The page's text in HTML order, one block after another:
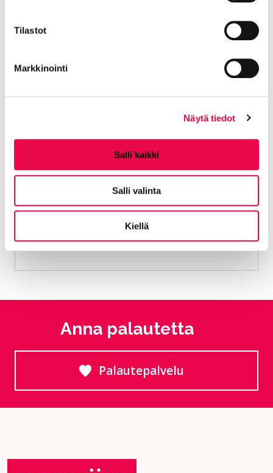
Tilastot
Markkinointi
Näytä tiedot
Salli kaikki
Salli valinta
Kiellä
Suomi.fi-viesteihin. Jatkossa saat sinne
kirjaudut viranomaisen verkkopalveluun
Anna palautetta
Palautepalvelu
Siirtyy ulkoiselle